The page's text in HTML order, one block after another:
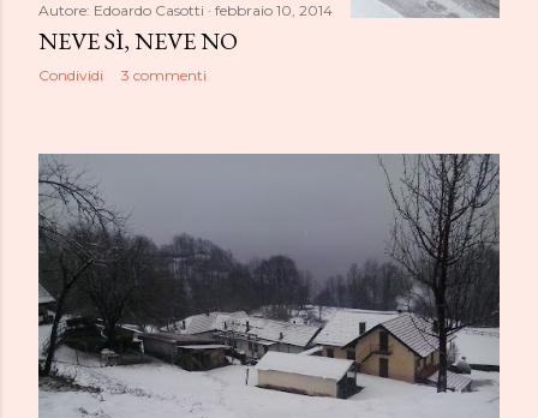
Autore: Edoardo Casotti febbraio 10, 2014
NEVE SÌ, NEVE NO
Condividi 3 commenti